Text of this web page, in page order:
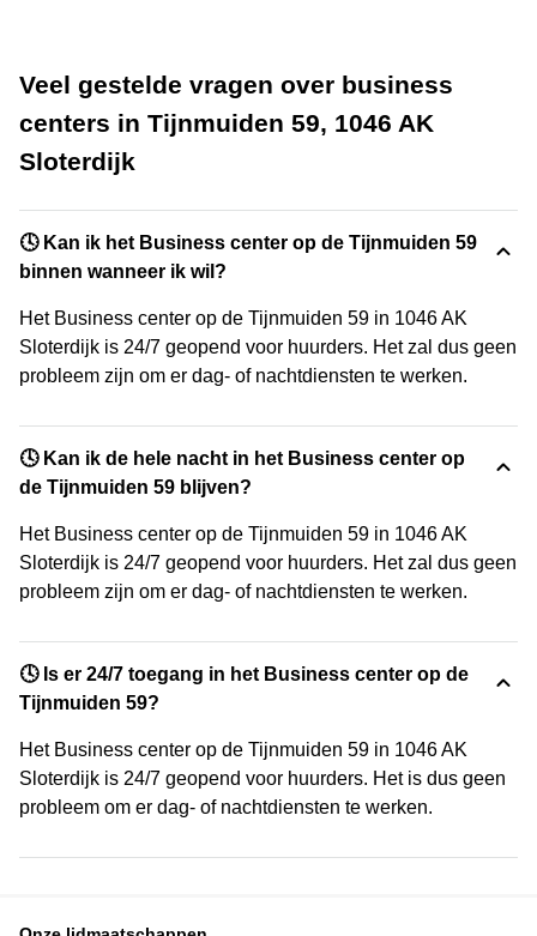
Veel gestelde vragen over business
centers in Tijnmuiden 59, 1046 AK
Sloterdijk
🕓 Kan ik het Business center op de Tijnmuiden 59
binnen wanneer ik wil?
Het Business center op de Tijnmuiden 59 in 1046 AK
Sloterdijk is 24/7 geopend voor huurders. Het zal dus geen
probleem zijn om er dag- of nachtdiensten te werken.
🕓 Kan ik de hele nacht in het Business center op
de Tijnmuiden 59 blijven?
Het Business center op de Tijnmuiden 59 in 1046 AK
Sloterdijk is 24/7 geopend voor huurders. Het zal dus geen
probleem zijn om er dag- of nachtdiensten te werken.
🕓 Is er 24/7 toegang in het Business center op de
Tijnmuiden 59?
Het Business center op de Tijnmuiden 59 in 1046 AK
Sloterdijk is 24/7 geopend voor huurders. Het is dus geen
probleem om er dag- of nachtdiensten te werken.